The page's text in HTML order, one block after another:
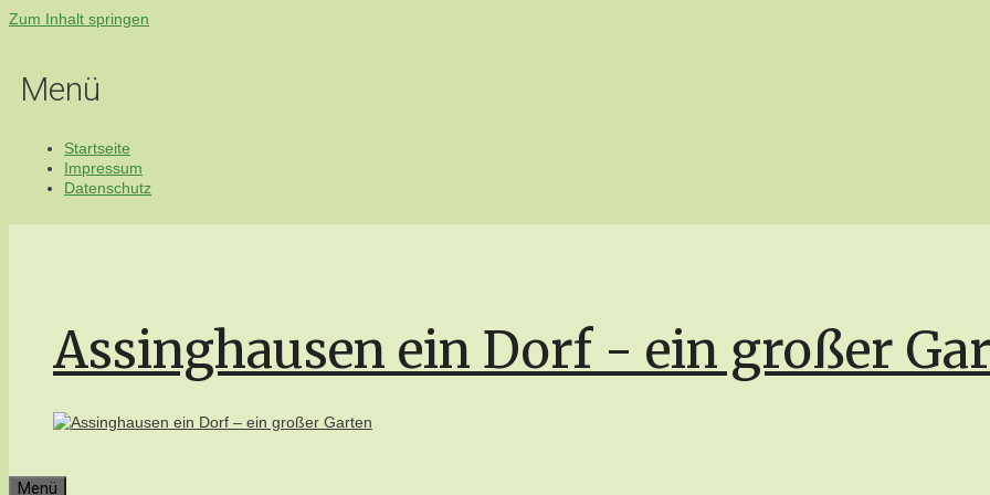
Zum Inhalt springen
Menü
Startseite
Impressum
Datenschutz
Assinghausen ein Dorf - ein großer
Menü